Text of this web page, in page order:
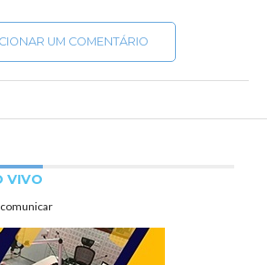
UM COMENTÁRIO
VIVO